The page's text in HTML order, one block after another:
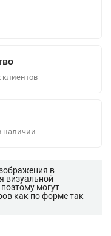
клиентов
наличии
в
визуальной
могут
как по форме так